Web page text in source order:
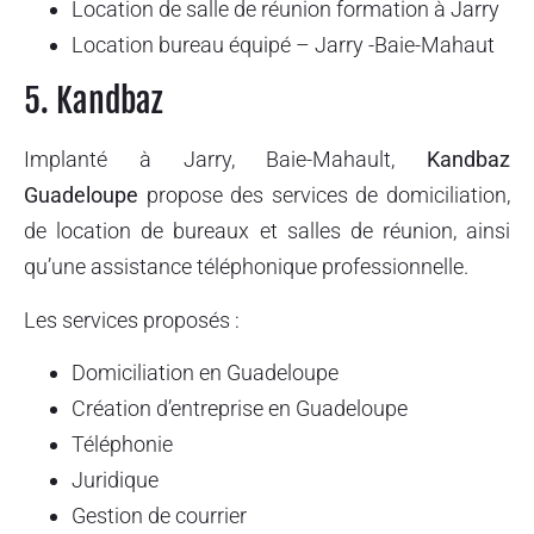
Location de salle de réunion formation à Jarry
Location bureau équipé – Jarry -Baie-Mahaut
5. Kandbaz
Implanté à Jarry, Baie-Mahault, Kandbaz
Guadeloupe propose des services de domiciliation,
de location de bureaux et salles de réunion, ainsi
qu’une assistance téléphonique professionnelle.
Les services proposés :
Domiciliation en Guadeloupe
Création d’entreprise en Guadeloupe
Téléphonie
Juridique
Gestion de courrier